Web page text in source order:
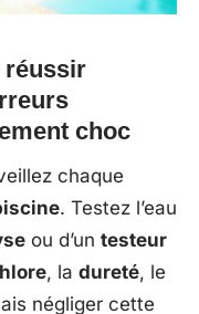
réussir
choc
chaque
. Testez l’eau
ou d’un testeur
, la dureté, le
négliger cette